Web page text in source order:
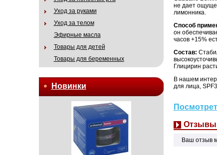
Уход за руками
Уход за телом
Эфирные масла
Товары для детей
Товары для беременных
Новинки
не дает
лимонника.
Способ
он
часов +15%
Состав:
Глицирин
В нашем
для лица,
Ваш отзыв